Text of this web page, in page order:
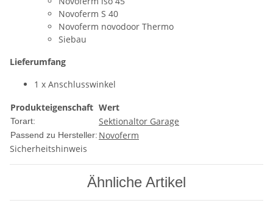
Novoferm S 40
Novoferm novodoor Thermo
Siebau
Lieferumfang
1 x Anschlusswinkel
Produkteigenschaft Wert
Torart: Sektionaltor Garage
Passend zu Hersteller: Novoferm
Sicherheitshinweis
Ähnliche Artikel